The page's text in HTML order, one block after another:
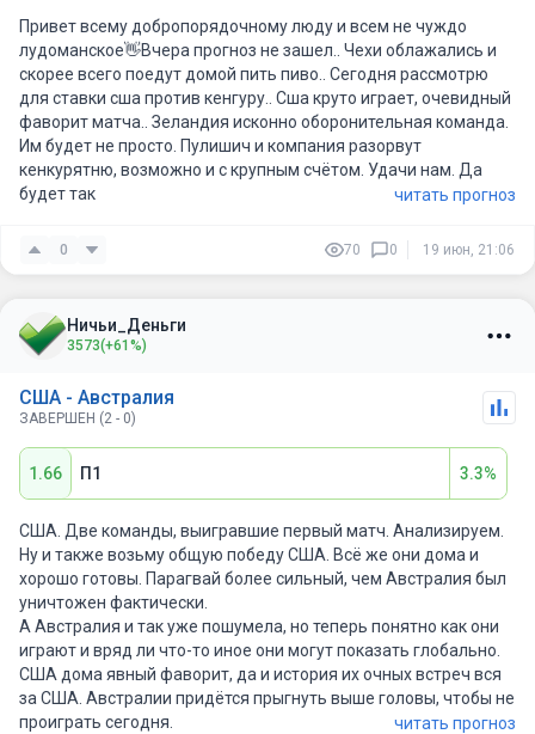
Привет всему добропорядочному люду и всем не чуждо
лудоманское👋Вчера прогноз не зашел.. Чехи облажались и
скорее всего поедут домой пить пиво.. Сегодня рассмотрю
для ставки сша против кенгуру.. Сша круто играет, очевидный
фаворит матча.. Зеландия исконно оборонительная команда.
Им будет не просто. Пулишич и компания разорвут
кенкурятню, возможно и с крупным счётом. Удачи нам. Да
будет так
читать прогноз
0 70 0 19 июн, 21:06
Ничьи_Деньги
3573(+61%)
США - Австралия
ЗАВЕРШЕН (2 - 0)
1.66 П1 3.3%
США. Две команды, выигравшие первый матч. Анализируем.
Ну и также возьму общую победу США. Всё же они дома и
хорошо готовы. Парагвай более сильный, чем Австралия был
уничтожен фактически.
А Австралия и так уже пошумела, но теперь понятно как они
играют и вряд ли что-то иное они могут показать глобально.
США дома явный фаворит, да и история их очных встреч вся
за США. Австралии придётся прыгнуть выше головы, чтобы не
проиграть сегодня.
читать прогноз